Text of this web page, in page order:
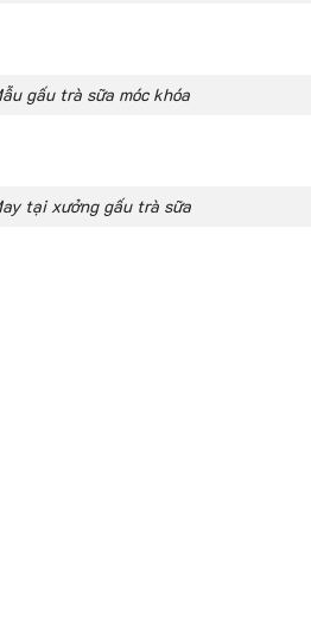
gấu trà sữa móc khóa
tại xưởng gấu trà sữa